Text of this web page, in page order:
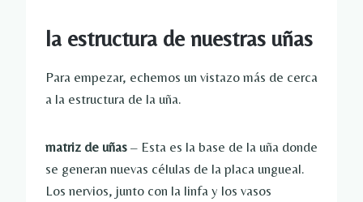
la estructura de nuestras uñas
Para empezar, echemos un vistazo más de cerca
a la estructura de la uña.
matriz de uñas – Esta es la base de la uña donde
se generan nuevas células de la placa ungueal.
Los nervios, junto con la linfa y los vasos